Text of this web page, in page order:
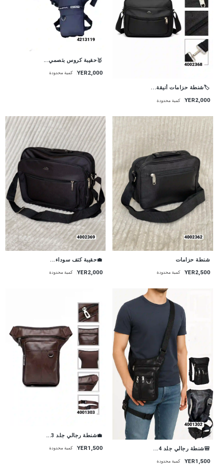
🏷شنطة حزامات أنيقة...
YER2,000 كمية محدودة
🥇حقيبة كروس بتصمي...
YER2,000 كمية محدودة
شنطة حزامات
YER2,500 كمية محدودة
💼حقيبة كتف سوداء...
YER2,000 كمية محدودة
🎒شنطة رجالي جلد 4...
YER1,500 كمية محدودة
💼شنطة رجالي جلد 3...
YER1,500 كمية محدودة